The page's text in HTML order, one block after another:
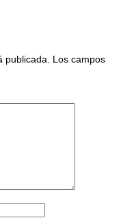
publicada.
Los campos